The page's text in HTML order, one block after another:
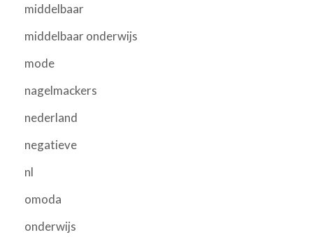
middelbaar
middelbaar onderwijs
mode
nagelmackers
nederland
negatieve
nl
omoda
onderwijs